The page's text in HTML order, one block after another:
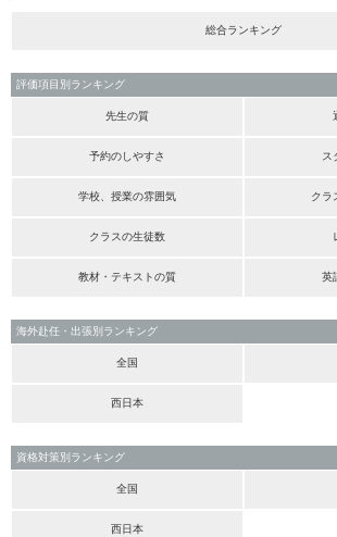
総合ランキング
評価項目別ランキング
先生の質
予約のしやすさ ス
学校、授業の雰囲気 クラ
クラスの生徒数
教材・テキストの質 英
海外赴任・出張別ランキング
全国
西日本
資格対策別ランキング
全国
西日本